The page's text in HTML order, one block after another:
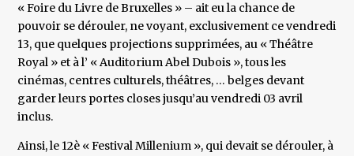
« Foire du Livre de Bruxelles » – ait eu la chance de
pouvoir se dérouler, ne voyant, exclusivement ce vendredi
13, que quelques projections supprimées, au « Théâtre
Royal » et à l’ « Auditorium Abel Dubois », tous les
cinémas, centres culturels, théâtres, … belges devant
garder leurs portes closes jusqu’au vendredi 03 avril
inclus.
Ainsi, le 12è « Festival Millenium », qui devait se dérouler, à